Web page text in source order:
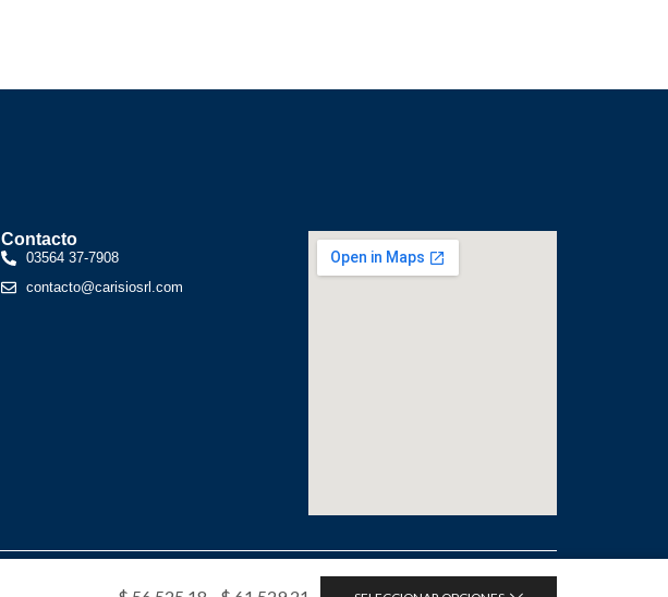
Contacto
03564 37-7908
contacto@carisiosrl.com